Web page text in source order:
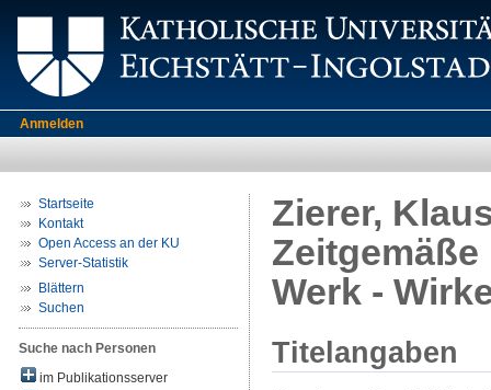
Anmelden
Startseite
Kontakt
Open Access an der KU
Server-Statistik
Blättern
Suchen
Suche nach Personen
im Publikationsserver
Zierer,
Werk -
Titelangaben